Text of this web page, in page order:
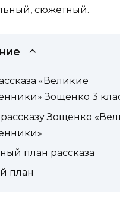
сюжетный.
«Великие
Зощенко 3
Зощенко
план рассказа
план